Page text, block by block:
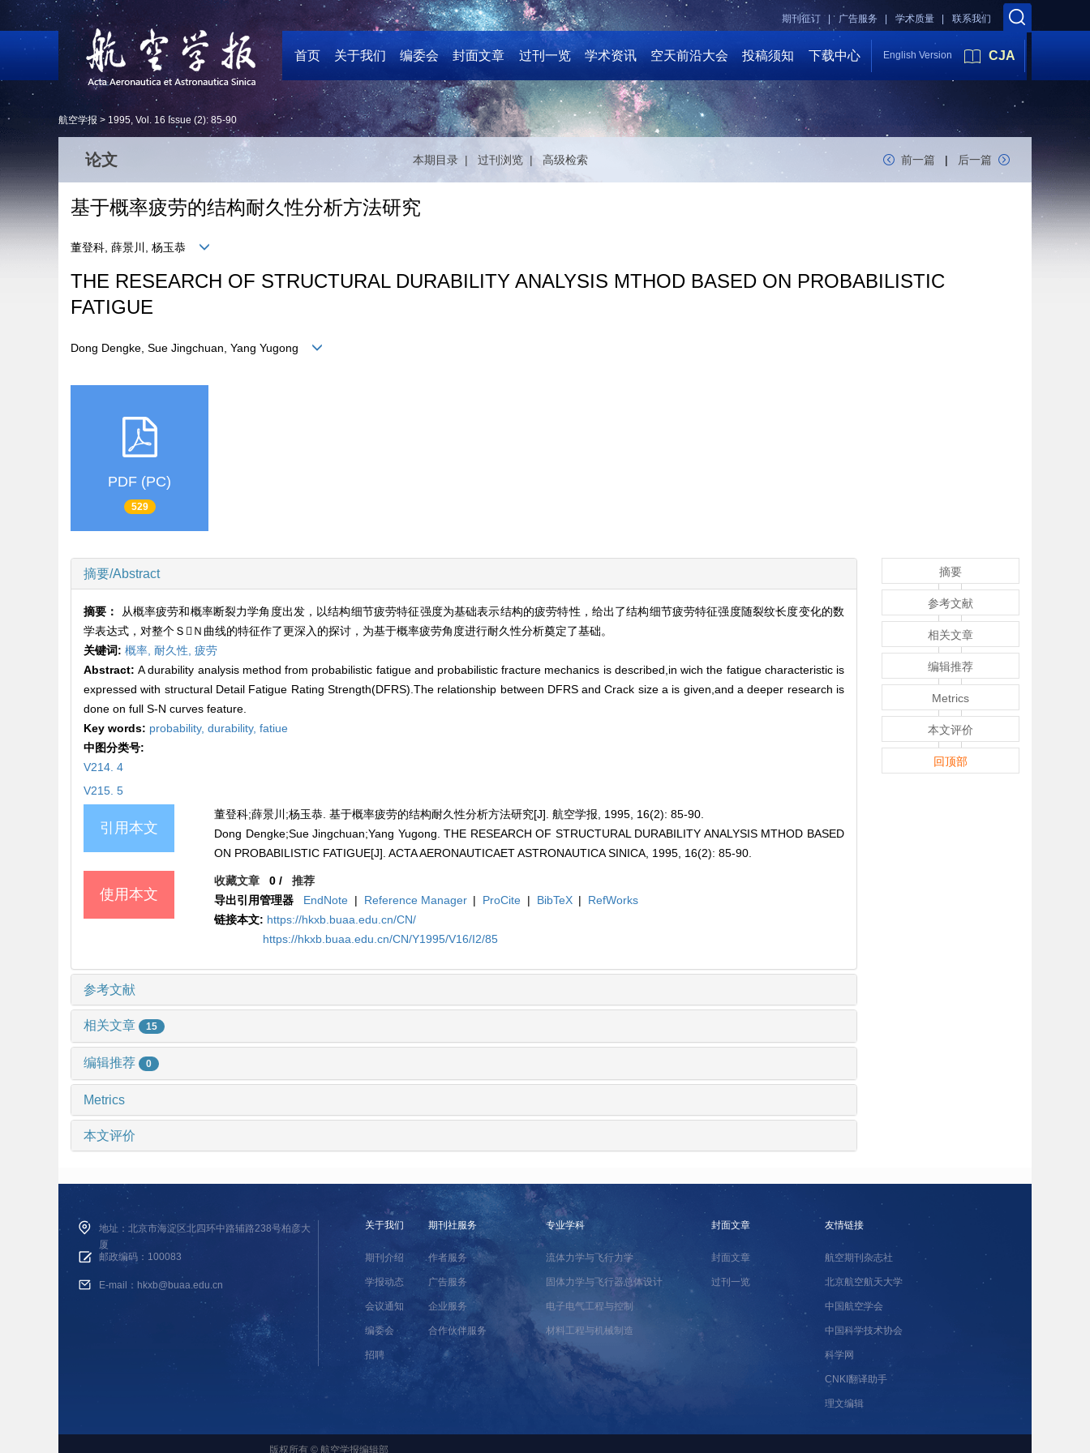
联系我们
学术质量 |
广告服务 |
期刊征订 |
首页 关于我们 编委会 封面文章 过刊一览 学术资讯 空天前沿大会 投稿须知 下载中心 English Version CJA
航空学报 > 1995, Vol. 16 Issue (2): 85-90
论文 本期目录 | 过刊浏览 | 高级检索 前一篇 | 后一篇
基于概率疲劳的结构耐久性分析方法研究
董登科, 薛景川, 杨玉恭
THE RESEARCH OF STRUCTURAL DURABILITY ANALYSIS MTHOD BASED ON PROBABILISTIC
FATIGUE
Dong Dengke, Sue Jingchuan, Yang Yugong
PDF (PC)
529
摘要/Abstract
摘要： 从概率疲劳和概率断裂力学角度出发，以结构细节疲劳特征强度为基础表示结构的疲劳特性，给出了结构细节疲劳特征强度随裂纹长度变化的数
学表达式，对整个ＳＮ曲线的特征作了更深入的探讨，为基于概率疲劳角度进行耐久性分析奠定了基础。
关键词: 概率, 耐久性, 疲劳
Abstract:A durability analysis method from probabilistic fatigue and probabilistic fracture mechanics is described,in wich the fatigue characteristic is
expressed with structural Detail Fatigue Rating Strength(DFRS).The relationship between DFRS and Crack size a is given,and a deeper research is
done on full S-N curves feature.
Key words: probability, durability, fatiue
中图分类号:
V214. 4
V215. 5
引用本文
董登科;薛景川;杨玉恭. 基于概率疲劳的结构耐久性分析方法研究[J]. 航空学报, 1995, 16(2): 85-90.
Dong Dengke;Sue Jingchuan;Yang Yugong. THE RESEARCH OF STRUCTURAL DURABILITY ANALYSIS MTHOD BASED
ON PROBABILISTIC FATIGUE[J]. ACTA AERONAUTICAET ASTRONAUTICA SINICA, 1995, 16(2): 85-90.
使用本文
收藏文章 0 /推荐
导出引用管理器
EndNote | Reference Manager | ProCite | BibTeX |
RefWorks
链接本文: https://hkxb.buaa.edu.cn/CN/
https://hkxb.buaa.edu.cn/CN/Y1995/V16/I2/85
参考文献
相关文章 15
编辑推荐 0
Metrics
本文评价
摘要
参考文献
相关文章
编辑推荐
Metrics
本文评价
回顶部
地址：北京市海淀区北四环中路辅路238号柏彦大
厦
邮政编码：100083
E-mail：hkxb@buaa.edu.cn
关于我们
期刊介绍
学报动态
会议通知
编委会
招聘
期刊社服务
作者服务
广告服务
企业服务
合作伙伴服务
专业学科
流体力学与飞行力学
固体力学与飞行器总体设计
电子电气工程与控制
材料工程与机械制造
封面文章
封面文章
过刊一览
友情链接
航空期刊杂志社
北京航空航天大学
中国航空学会
中国科学技术协会
科学网
CNKI翻译助手
理文编辑
版权所有 © 航空学报编辑部